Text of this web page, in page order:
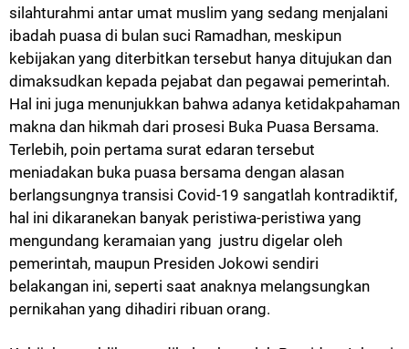
silahturahmi antar umat muslim yang sedang menjalani
ibadah puasa di bulan suci Ramadhan, meskipun
kebijakan yang diterbitkan tersebut hanya ditujukan dan
dimaksudkan kepada pejabat dan pegawai pemerintah.
Hal ini juga menunjukkan bahwa adanya ketidakpahaman
makna dan hikmah dari prosesi Buka Puasa Bersama.
Terlebih, poin pertama surat edaran tersebut
meniadakan buka puasa bersama dengan alasan
berlangsungnya transisi Covid-19 sangatlah kontradiktif,
hal ini dikaranekan banyak peristiwa-peristiwa yang
mengundang keramaian yang justru digelar oleh
pemerintah, maupun Presiden Jokowi sendiri
belakangan ini, seperti saat anaknya melangsungkan
pernikahan yang dihadiri ribuan orang.